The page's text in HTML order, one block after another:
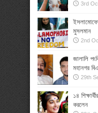
3rd
মুসলমান
2nd
জালালি
মহানগর
29th
১৪
করলেন